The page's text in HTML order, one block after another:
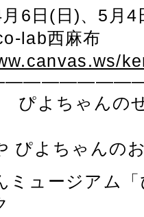
6日(日)、5月
lab西麻布
ぴよちゃんの
ぴよちゃんの
ミュージアム